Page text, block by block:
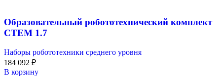
Образовательный робототехнический комплект
СТЕМ 1.7
Наборы робототехники среднего уровня
184 092 ₽
В корзину